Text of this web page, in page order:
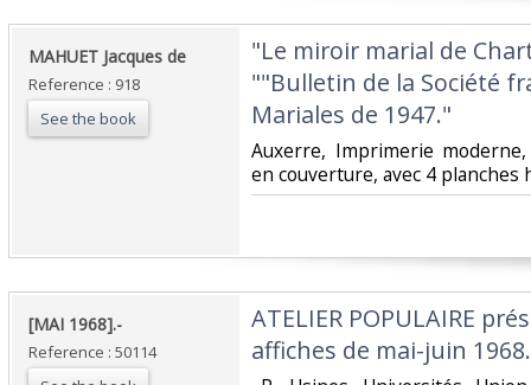
‎MAHUET Jacques de‎
Reference : 918
See the book
‎"Le miroir marial de
""Bulletin de la Société
Mariales de 1947."‎
‎Auxerre, Imprimerie
en couverture, avec 4
‎[MAI 1968].- ‎
Reference : 50114
‎ATELIER POPULAIRE
affiches de mai-juin 1968.‎